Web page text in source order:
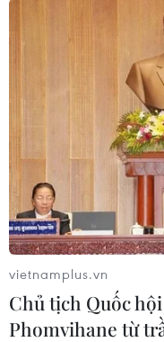
và cộng đồng
vietnamplus.vn
Chủ tịch Quốc
Phomvihane từ